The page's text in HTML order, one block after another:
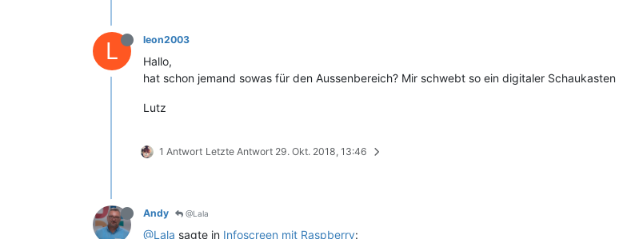
L leon2003
Hallo,
hat schon jemand sowas für den Aussenbereich? Mir schwebt so ein digitaler Schaukasten
Lutz
1 Antwort Letzte Antwort 29. Okt. 2018, 13:46
Andy @Lala
@Lala sagte in Infoscreen mit Raspberry: